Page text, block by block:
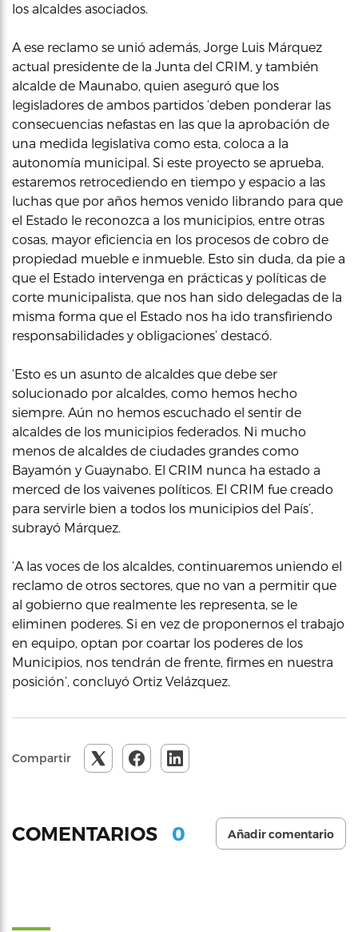
los alcaldes asociados.
A ese reclamo se unió además, Jorge Luis Márquez
actual presidente de la Junta del CRIM, y también
alcalde de Maunabo, quien aseguró que los
legisladores de ambos partidos ‘deben ponderar las
consecuencias nefastas en las que la aprobación de
una medida legislativa como esta, coloca a la
autonomía municipal. Si este proyecto se aprueba,
estaremos retrocediendo en tiempo y espacio a las
luchas que por años hemos venido librando para que
el Estado le reconozca a los municipios, entre otras
cosas, mayor eficiencia en los procesos de cobro de
propiedad mueble e inmueble. Esto sin duda, da pie a
que el Estado intervenga en prácticas y políticas de
corte municipalista, que nos han sido delegadas de la
misma forma que el Estado nos ha ido transfiriendo
responsabilidades y obligaciones’ destacó.
‘Esto es un asunto de alcaldes que debe ser
solucionado por alcaldes, como hemos hecho
siempre. Aún no hemos escuchado el sentir de
alcaldes de los municipios federados. Ni mucho
menos de alcaldes de ciudades grandes como
Bayamón y Guaynabo. El CRIM nunca ha estado a
merced de los vaivenes políticos. El CRIM fue creado
para servirle bien a todos los municipios del País’,
subrayó Márquez.
‘A las voces de los alcaldes, continuaremos uniendo el
reclamo de otros sectores, que no van a permitir que
al gobierno que realmente les representa, se le
eliminen poderes. Si en vez de proponernos el trabajo
en equipo, optan por coartar los poderes de los
Municipios, nos tendrán de frente, firmes en nuestra
posición’, concluyó Ortiz Velázquez.
Compartir
COMENTARIOS 0 Añadir comentario